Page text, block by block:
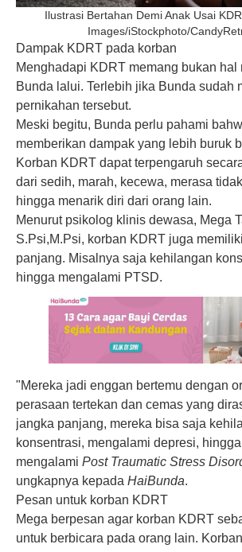
Ilustrasi Bertahan Demi Anak Usai
Images/iStockphoto/
Dampak KDRT pada korban
Menghadapi KDRT memang bukan hal
Bunda lalui. Terlebih jika Bunda sudah
pernikahan tersebut.
Meski begitu, Bunda perlu pahami
memberikan dampak yang lebih buruk
Korban KDRT dapat terpengaruh
dari sedih, marah, kecewa, merasa
hingga menarik diri dari orang lain.
Menurut psikolog klinis dewasa, Mega
S.Psi,M.Psi, korban KDRT juga
panjang. Misalnya saja kehilangan
hingga mengalami PTSD.
"Mereka jadi enggan bertemu dengan
perasaan tertekan dan cemas yang
jangka panjang, mereka bisa saja
konsentrasi, mengalami depresi,
mengalami Post Traumatic Stress
ungkapnya kepada HaiBunda.
Pesan untuk korban KDRT
Mega berpesan agar korban KDRT
untuk berbicara pada orang lain.